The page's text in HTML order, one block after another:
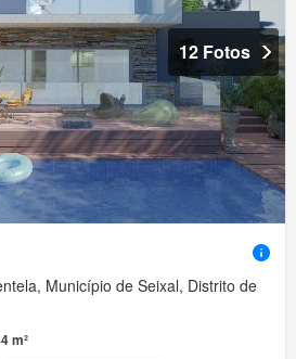
12 Fotos
Município de Seixal, Distrito de
m²